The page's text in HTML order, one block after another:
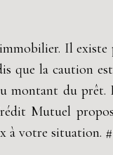
Il
que la caution
du prêt.
Mutuel
à votre